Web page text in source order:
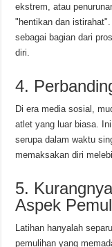
ekstrem, atau
"hentikan dan
sebagai bagian dari
diri.
4.
Di era media sosial,
atlet yang luar biasa.
serupa dalam waktu
memaksakan diri
5.
Aspek
Latihan hanyalah
pemulihan yang